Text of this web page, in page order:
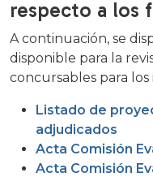
respecto a los
A continuación, se
disponible para la
concursables para los
Listado de
adjudicados
Acta Comisión
Acta Comisión